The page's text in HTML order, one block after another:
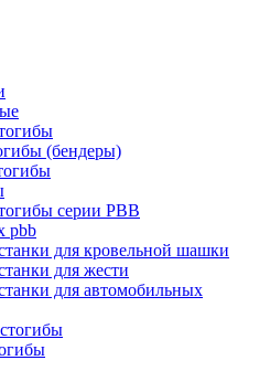
(бендеры)
серии PBB
pbb
для кровельной шашки
для жести
для автомобильных